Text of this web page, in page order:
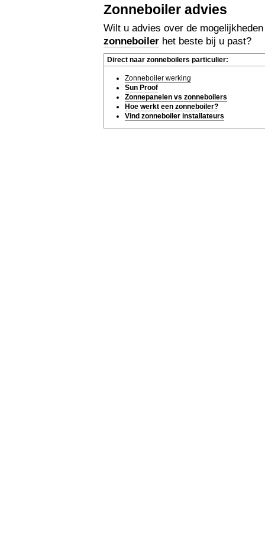
Zonneboiler advies
Wilt u advies over de mogelijkheden
zonneboiler het beste bij u past?
Direct naar zonneboilers particulier:
Zonneboiler werking
Sun Proof
Zonnepanelen vs zonneboilers
Hoe werkt een zonneboiler?
Vind zonneboiler installateurs